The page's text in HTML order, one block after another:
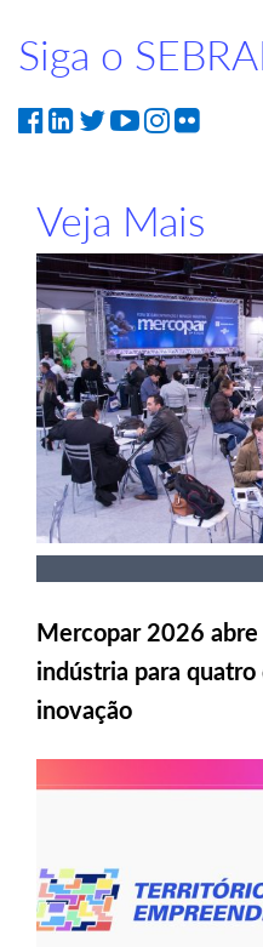
Siga o
Veja Mais
Mercopar 2026
indústria para
inovação